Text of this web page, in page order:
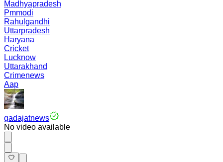
Madhyapradesh
Pmmodi
Rahulgandhi
Uttarpradesh
Haryana
Cricket
Lucknow
Uttarakhand
Crimenews
Aap
gadajatnews
No video available